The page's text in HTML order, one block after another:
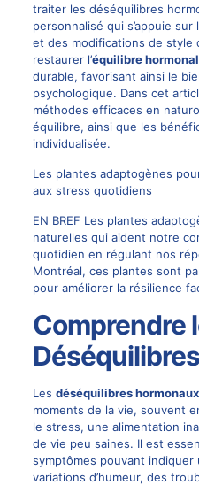
traiter les déséquilibres
personnalisé qui s’appuie
et des modifications de style
restaurer l’équilibre hormonal
durable, favorisant ainsi le
psychologique. Dans cet
méthodes efficaces en
équilibre, ainsi que les
individualisée.
Les plantes adaptogènes
aux stress quotidiens
EN BREF Les plantes
naturelles qui aident notre
quotidien en régulant nos
Montréal, ces plantes sont
pour améliorer la résilience
Comprendre
Les déséquilibres hormonaux
moments de la vie, souvent
le stress, une alimentation
de vie peu saines. Il est
symptômes pouvant
variations d’humeur, des